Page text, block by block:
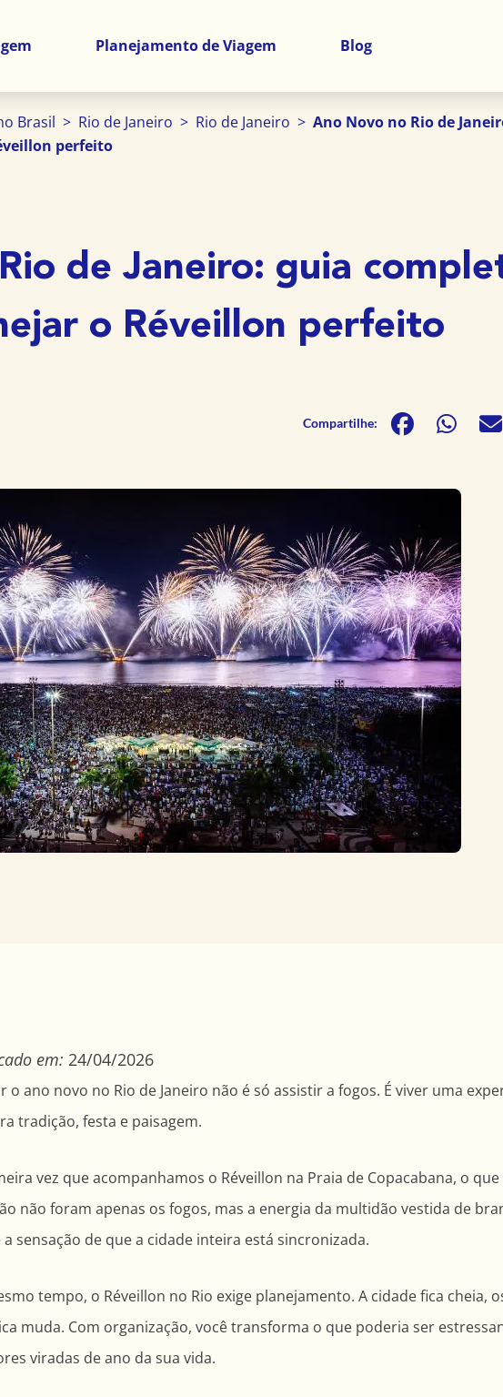
Planejamento de Viagem Blog
Brasil > Rio de Janeiro > Rio de Janeiro > Ano Novo no Rio de
perfeito
de Janeiro: guia
o Réveillon perfeito
em: 24/04/2026
o ano novo no Rio de Janeiro não é só assistir a fogos. É viver uma
tradição, festa e paisagem.
vez que acompanhamos o Réveillon na Praia de Copacabana, o
não foram apenas os fogos, mas a energia da multidão vestida de
a sensação de que a cidade inteira está sincronizada.
tempo, o Réveillon no Rio exige planejamento. A cidade fica cheia,
muda. Com organização, você transforma o que poderia ser
viradas de ano da sua vida.